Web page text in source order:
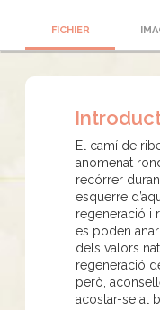
FICHIER
El camí de
anomenat
recórrer
esquerre
regeneració i
es poden
dels valors
regeneració
però,
acostar-se al